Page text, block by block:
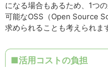
になる場合もあるため、1つ
可能なOSS（Open Source
求められることも考えられま
■活用コストの負担